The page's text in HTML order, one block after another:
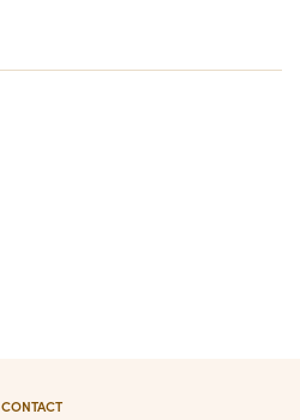
CONTACT